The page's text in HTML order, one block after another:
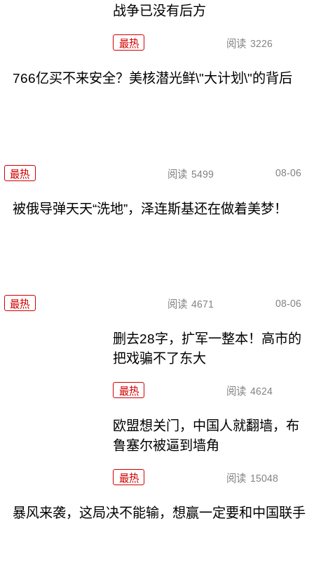
战争已没有后方
最热 阅读 3226
766亿买不来安全？美核潜光鲜\"大计划\"的背后
最热 阅读 5499 08-06
被俄导弹天天“洗地”，泽连斯基还在做着美梦！
最热 阅读 4671 08-06
删去28字，扩军一整本！高市的
把戏骗不了东大
最热 阅读 4624
欧盟想关门，中国人就翻墙，布
鲁塞尔被逼到墙角
最热 阅读 15048
暴风来袭，这局决不能输，想赢一定要和中国联手